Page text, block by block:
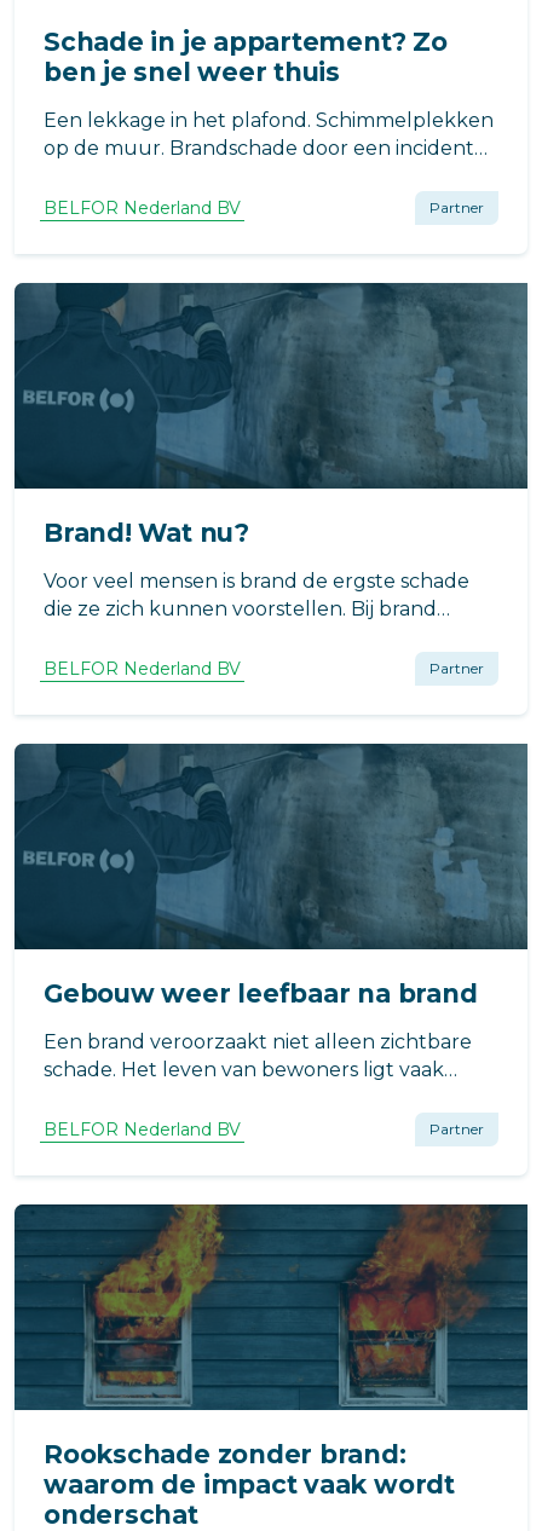
Schade in je appartement? Zo
ben je snel weer thuis
Een lekkage in het plafond. Schimmelplekken
op de muur. Brandschade door een incident
appartement krijg je soms te maken met
schade die niet alleen jouw woning raakt, maar
ook het gebouw of de buren.
BELFOR Nederland BV Partner
Brand! Wat nu?
Voor veel mensen is brand de ergste schade
die ze zich kunnen voorstellen. Bij brand
vlammen waarbij zaken volledig verloren
gaan. Maar gelukkig kan er na brand vaak nog
veel hersteld worden.
BELFOR Nederland BV Partner
Gebouw weer leefbaar na brand
Een brand veroorzaakt niet alleen zichtbare
schade. Het leven van bewoners ligt vaak
veiligheid van het gebouw. De brand is
geblust, maar het échte herstel begint dan
pas.
BELFOR Nederland BV Partner
Rookschade zonder brand:
waarom de impact vaak wordt
onderschat